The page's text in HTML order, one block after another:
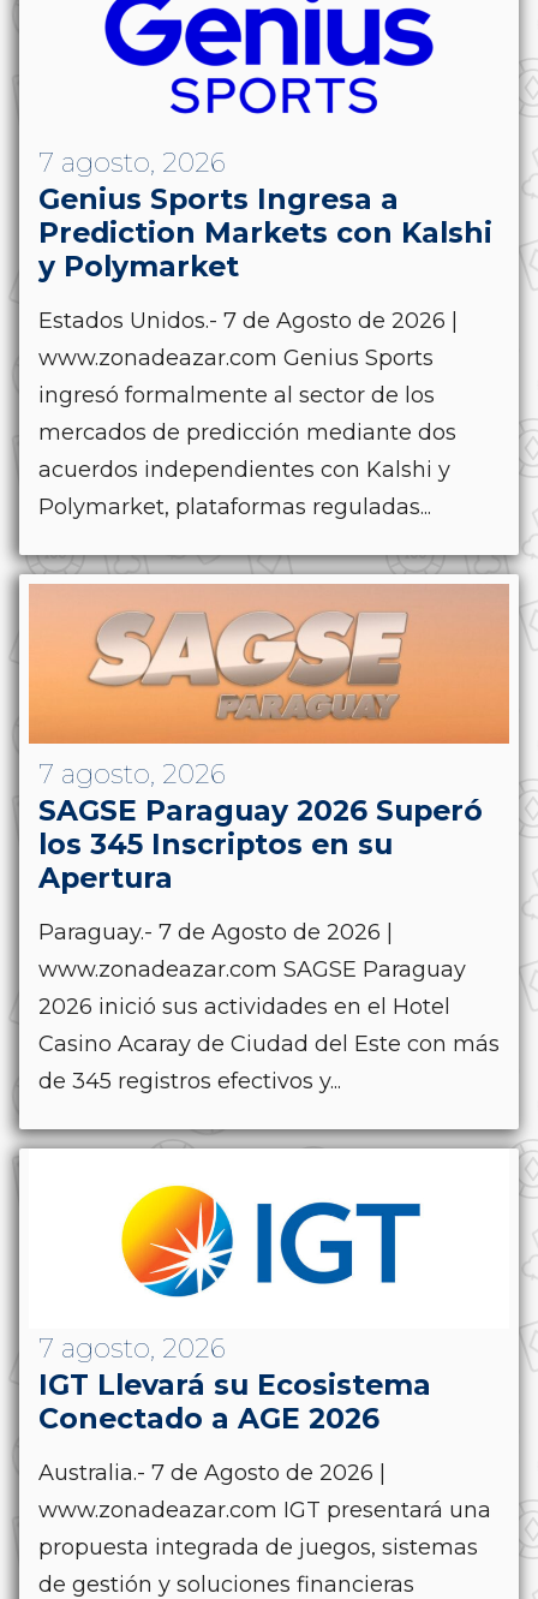
7 agosto, 2026
Genius Sports Ingresa a
Prediction Markets con Kalshi
y Polymarket
Estados Unidos.- 7 de Agosto de 2026 |
www.zonadeazar.com Genius Sports
ingresó formalmente al sector de los
mercados de predicción mediante dos
acuerdos independientes con Kalshi y
Polymarket, plataformas reguladas...
7 agosto, 2026
SAGSE Paraguay 2026 Superó
los 345 Inscriptos en su
Apertura
Paraguay.- 7 de Agosto de 2026 |
www.zonadeazar.com SAGSE Paraguay
2026 inició sus actividades en el Hotel
Casino Acaray de Ciudad del Este con más
de 345 registros efectivos y...
7 agosto, 2026
IGT Llevará su Ecosistema
Conectado a AGE 2026
Australia.- 7 de Agosto de 2026 |
www.zonadeazar.com IGT presentará una
propuesta integrada de juegos, sistemas
de gestión y soluciones financieras